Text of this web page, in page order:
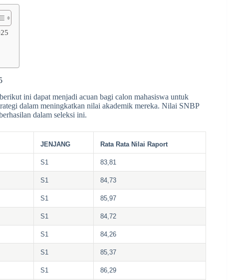
ini dapat menjadi acuan bagi calon mahasiswa untuk
dalam meningkatkan nilai akademik mereka. Nilai SNBP
dalam seleksi ini.
JENJANG Rata Rata Nilai Raport
S1 83,81
S1 84,73
S1 85,97
S1 84,72
S1 84,26
S1 85,37
S1 86,29